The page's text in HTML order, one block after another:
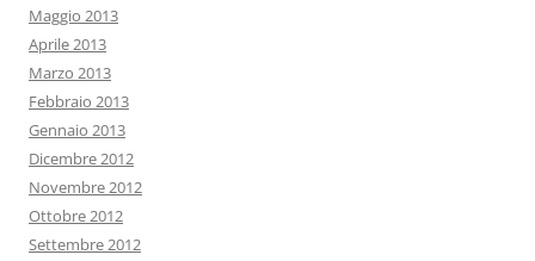
Maggio 2013
Aprile 2013
Marzo 2013
Febbraio 2013
Gennaio 2013
Dicembre 2012
Novembre 2012
Ottobre 2012
Settembre 2012